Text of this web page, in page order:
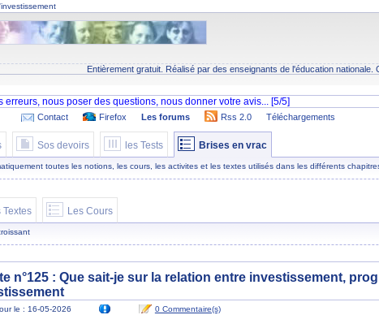
Entièrement gratuit. Réalisé par des enseignants de l'éducation nationale.
Contact Firefox Les forums Rss 2.0 Téléchargements
Sos devoirs les Tests Brises en vrac
toutes les notions, les cours, les activites et les textes utilisés dans les différents
Textes Les Cours
n°125 : Que sait-je sur la relation entre investissement,
le : 16-05-2026 0 Commentaire(s)